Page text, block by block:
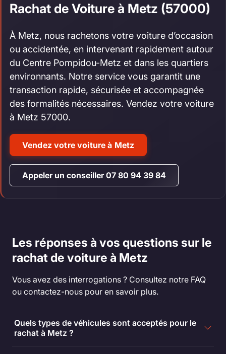
Rachat de Voiture à Metz (57000)
À Metz, nous rachetons votre voiture d’occasion
ou accidentée, en intervenant rapidement autour
du Centre Pompidou-Metz et dans les quartiers
environnants. Notre service vous garantit une
transaction rapide, sécurisée et accompagnée
des formalités nécessaires. Vendez votre voiture
à Metz 57000.
Vendez votre voiture à Metz
Appeler un conseiller 07 80 94 39 84
Les réponses à vos questions sur le
rachat de voiture à Metz
Vous avez des interrogations ? Consultez notre FAQ
ou contactez-nous pour en savoir plus.
Quels types de véhicules sont acceptés pour le
rachat à Metz ?